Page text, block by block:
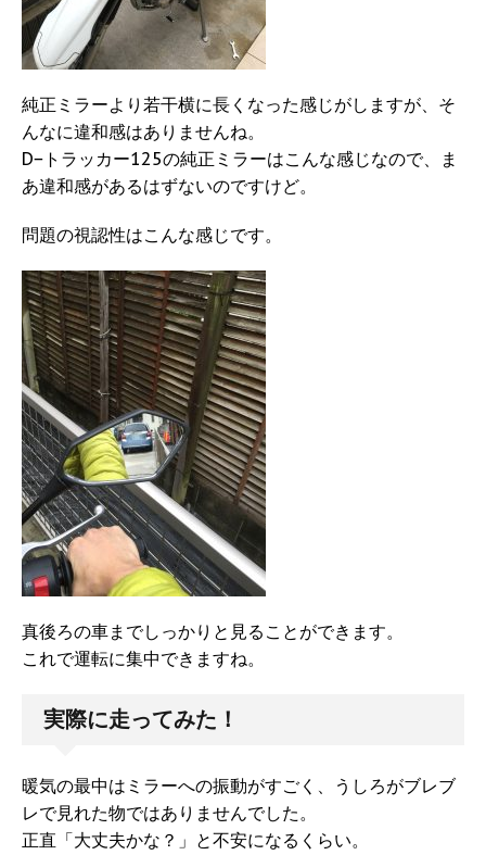
純正ミラーより若干横に長くなった感じがしますが、そ
んなに違和感はありませんね。
D−トラッカー125の純正ミラーはこんな感じなので、ま
あ違和感があるはずないのですけど。
問題の視認性はこんな感じです。
真後ろの車までしっかりと見ることができます。
これで運転に集中できますね。
実際に走ってみた！
暖気の最中はミラーへの振動がすごく、うしろがブレブ
レで見れた物ではありませんでした。
正直「大丈夫かな？」と不安になるくらい。